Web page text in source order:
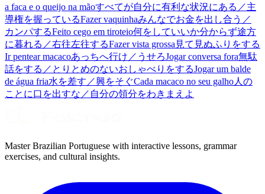
a faca e o queijo na mãoすべてが自分に有利な状況にある／主
導権を握っているFazer vaquinhaみんなでお金を出し合う／
カンパするFeito cego em tiroteio何をしていいか分からず途方
に暮れる／右往左往するFazer vista grossa 見て見ぬふりをする
Ir pentear macacoあっちへ行け／うせろJogar conversa fora無駄
話をする／とりとめのないおしゃべりをするJogar um balde
de água fria水を差す／興をそぐCada macaco no seu galho人の
ことに口を出すな／自分の領分をわきまえよ
Master Brazilian Portuguese with interactive lessons, grammar
exercises, and cultural insights.